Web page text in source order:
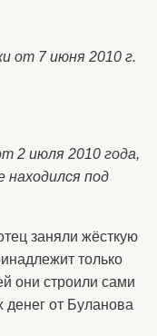
от 7 июня 2010 г.
2 июля 2010 года,
под
заняли жёсткую
только
они строили сами
денег от Буланова